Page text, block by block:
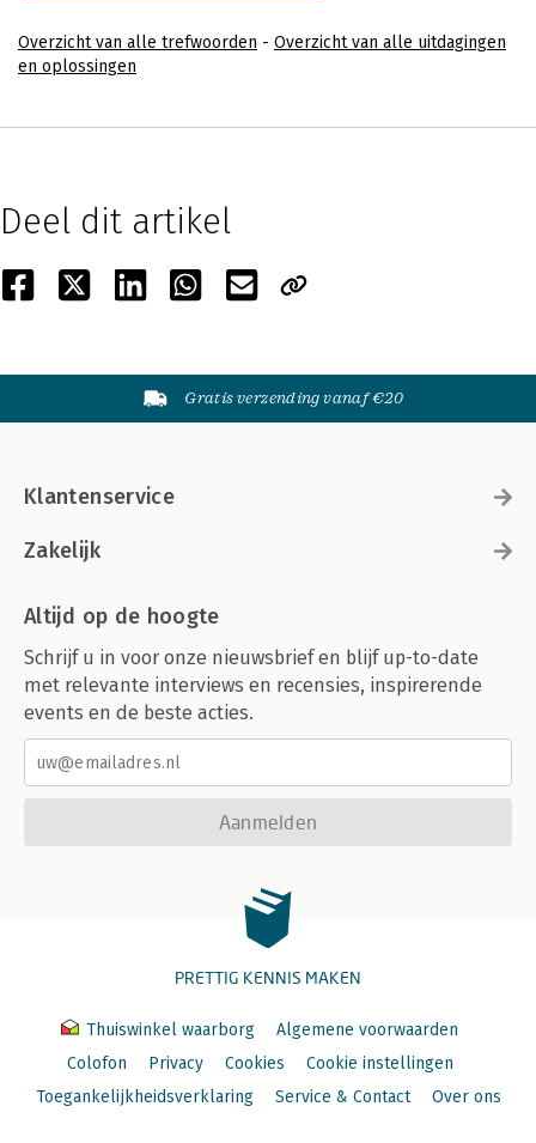
Overzicht van alle trefwoorden - Overzicht van alle uitdagingen
en oplossingen
Deel dit artikel
Gratis verzending vanaf €20
Klantenservice
Zakelijk
Altijd op de hoogte
Schrijf u in voor onze nieuwsbrief en blijf up-to-date
met relevante interviews en recensies, inspirerende
events en de beste acties.
Aanmelden
PRETTIG KENNIS MAKEN
Thuiswinkel waarborg
Algemene voorwaarden
Colofon
Privacy Cookies
Cookie instellingen
Toegankelijkheidsverklaring
Service & Contact Over ons